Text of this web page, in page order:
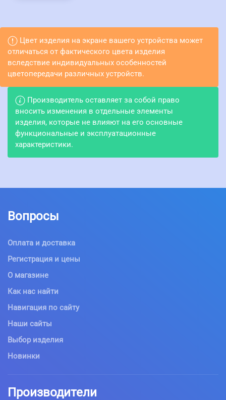
Цвет изделия на экране вашего устройства может
отличаться от фактического цвета изделия
вследствие индивидуальных особенностей
цветопередачи различных устройств.
Производитель оставляет за собой право
вносить изменения в отдельные элементы
изделия, которые не влияют на его основные
функциональные и эксплуатационные
характеристики.
Вопросы
Оплата и доставка
Регистрация и цены
О магазине
Как нас найти
Навигация по сайту
Наши сайты
Выбор изделия
Новинки
Производители